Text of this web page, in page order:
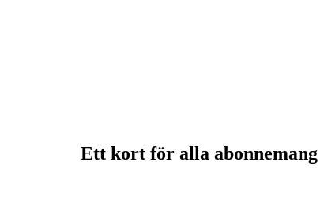
Ett kort för alla abonnemang